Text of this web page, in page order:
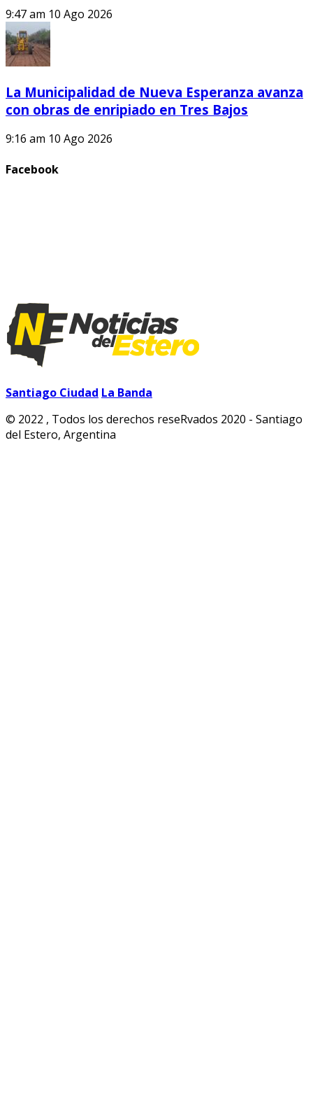
9:47 am 10 Ago 2026
La Municipalidad de Nueva Esperanza avanza
con obras de enripiado en Tres Bajos
9:16 am 10 Ago 2026
Facebook
Santiago Ciudad La Banda
© 2022 , Todos los derechos reseRvados 2020 - Santiago
del Estero, Argentina